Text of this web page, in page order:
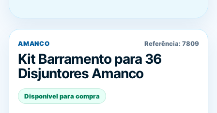
AMANCO Referência: 7809
Kit Barramento para 36
Disjuntores Amanco
Disponível para compra